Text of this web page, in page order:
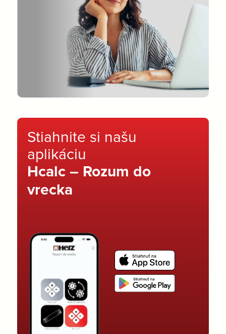
Stiahnite si našu
aplikáciu
Hcalc – Rozum do
vrecka